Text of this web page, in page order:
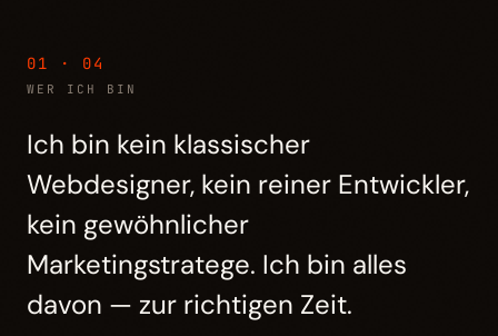
01 · 04
WER ICH BIN
Ich bin kein klassischer
Webdesigner, kein reiner Entwickler,
kein gewöhnlicher
Marketingstratege. Ich bin alles
davon — zur richtigen Zeit.